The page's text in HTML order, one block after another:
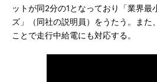
ットが同2分の1となっており「業界最
ズ」（同社の説明員）をうたう。また
ことで走行中給電にも対応する。